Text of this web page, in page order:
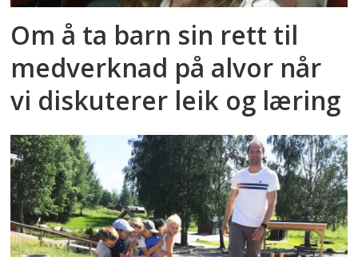
Om å ta barn sin rett til
medverknad på alvor når
vi diskuterer leik og læring